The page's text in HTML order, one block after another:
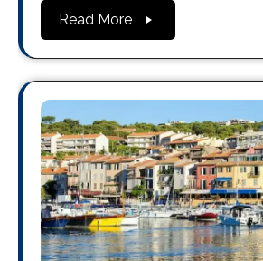
Read More